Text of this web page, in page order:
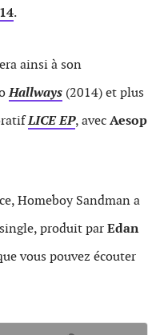
.
ainsi à son
Hallways (2014) et plus
LICE EP, avecAesop
Homeboy Sandman a
produit parEdan
vous pouvez écouter